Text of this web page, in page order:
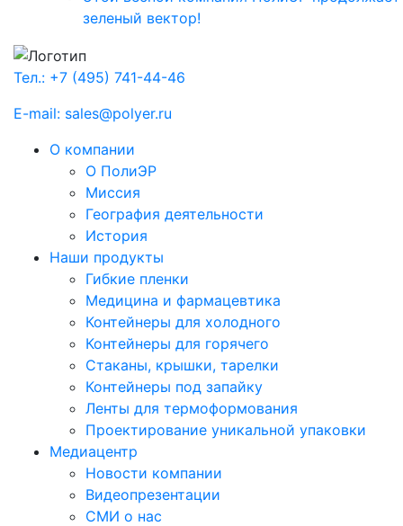
зеленый вектор!
Тел.: +7 (495) 741-44-46
E-mail: sales@polyer.ru
О компании
О ПолиЭР
Миссия
География деятельности
История
Наши продукты
Гибкие пленки
Медицина и фармацевтика
Контейнеры для холодного
Контейнеры для горячего
Стаканы, крышки, тарелки
Контейнеры под запайку
Ленты для термоформования
Проектирование уникальной упаковки
Медиацентр
Новости компании
Видеопрезентации
СМИ о нас